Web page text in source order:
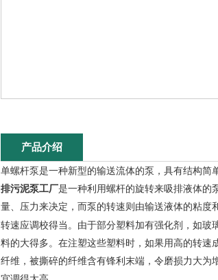
产品介绍
单螺杆泵是一种新型的输送流体的泵，具有结构简
排污泥泵工厂是一种利用螺杆的旋转来吸排液体的
量、压力来决定，而泵的转速则由输送液体的粘度
转速应调校得当。由于部分塑料加有强化剂，如
料的大得多。在注塑这些塑料时，如果用高的转
纤维，被撕碎的纤维含有锋利末端，令磨损力大